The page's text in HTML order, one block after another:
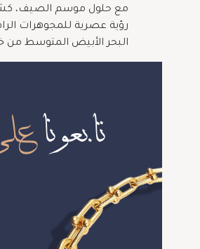
رؤية عصرية للمجوهرات
البحر الأبيض المتوسط من
تابعونا